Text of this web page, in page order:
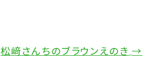
松﨑さんちのブラウンえのき →